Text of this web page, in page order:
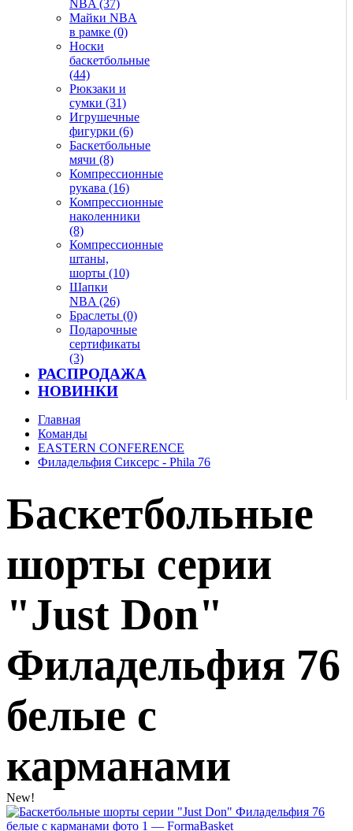
NBA (37)
Майки NBA
в рамке (0)
Носки
баскетбольные
(44)
Рюкзаки и
сумки (31)
Игрушечные
фигурки (6)
Баскетбольные
мячи (8)
Компрессионные
рукава (16)
Компрессионные
наколенники
(8)
Компрессионные
штаны,
шорты (10)
Шапки
NBA (26)
Браслеты (0)
Подарочные
сертификаты
(3)
РАСПРОДАЖА
НОВИНКИ
Главная
Команды
EASTERN CONFERENCE
Филадельфия Сиксерс - Phila 76
Баскетбольные
шорты серии
"Just Don"
Филадельфия 76
белые с
карманами
New!